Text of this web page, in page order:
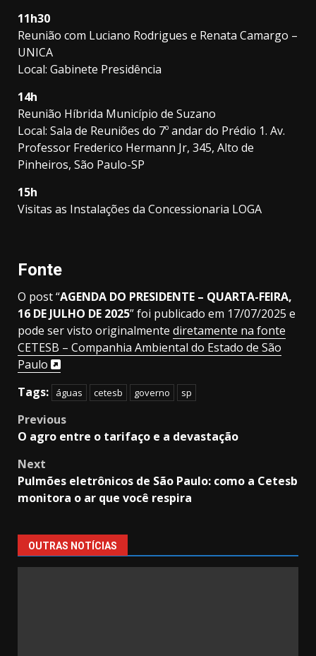
11h30
Reunião com Luciano Rodrigues e Renata Camargo –
UNICA
Local: Gabinete Presidência
14h
Reunião Híbrida Município de Suzano
Local: Sala de Reuniões do 7º andar do Prédio 1. Av.
Professor Frederico Hermann Jr, 345, Alto de
Pinheiros, São Paulo-SP
15h
Visitas as Instalações da Concessionaria LOGA
Fonte
O post “AGENDA DO PRESIDENTE – QUARTA-FEIRA,
16 DE JULHO DE 2025” foi publicado em 17/07/2025 e
pode ser visto originalmente diretamente na fonte
CETESB – Companhia Ambiental do Estado de São
Paulo
Tags:
águas cetesb governo sp
Post
navigation
Previous
O agro entre o tarifaço e a devastação
Next
Pulmões eletrônicos de São Paulo: como a Cetesb
monitora o ar que você respira
OUTRAS NOTÍCIAS